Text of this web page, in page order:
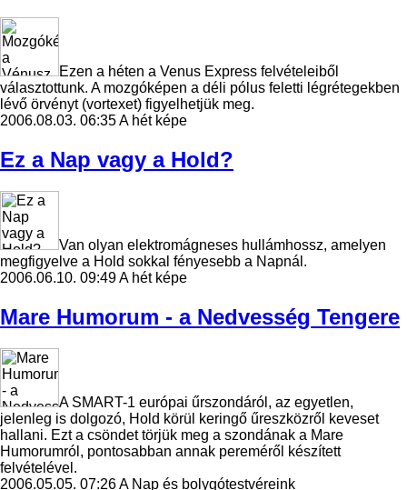
Ezen a héten a Venus Express felvételeiből
választottunk. A mozgóképen a déli pólus feletti légrétegekben
lévő örvényt (vortexet) figyelhetjük meg.
2006.08.03. 06:35A hét képe
Ez a Nap vagy a Hold?
Van olyan elektromágneses hullámhossz, amelyen
megfigyelve a Hold sokkal fényesebb a Napnál.
2006.06.10. 09:49A hét képe
Mare Humorum - a Nedvesség Tengere
A SMART-1 európai űrszondáról, az egyetlen,
jelenleg is dolgozó, Hold körül keringő űreszközről keveset
hallani. Ezt a csöndet törjük meg a szondának a Mare
Humorumról, pontosabban annak pereméről készített
felvételével.
2006.05.05. 07:26A Nap és bolygótestvéreink